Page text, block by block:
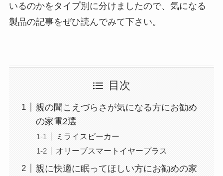
いるのかをタイプ別に分けましたので、気になる
製品の記事をぜひ読んでみて下さい。
目次
親の聞こえづらさが気になる方にお勧め
の家電2選
ミライスピーカー
オリーブスマートイヤープラス
親に快適に眠ってほしい方にお勧めの家